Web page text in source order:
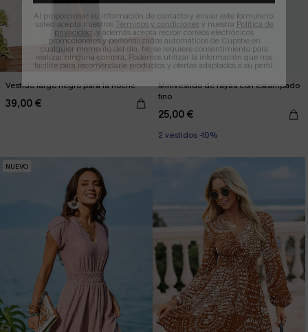
Vestido largo negro para la noche
39,00 €
Minivestido de rayas con estampado
fino
25,00 €
2 vestidos -10%
NUEVO
Al proporcionar su información de contacto y enviar este formulario,
usted acepta nuestros Términos y condicionesy nuestra Política de
privacidad, y además acepta recibir correos electrónicos
promocionales y personalizados automáticos de Cupshe en
cualquier momento del día. No se requiere consentimiento para
realizar ninguna compra. Podemos utilizar la información que nos
facilite para recomendarle productos y ofertas adaptados a su perfil.